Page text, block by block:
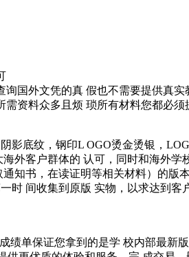
国外文凭的真 假也不需要提供真
资料众多且烦 琐所有材料您都必
底纹，钢印L OGO烫金烫银，
外客户群体的 认可，同时和海外学
知书，在读证明等相关材料）的版
时 间收集到原版 实物，以求达到客
单保证您拿到的是学 校内部最新版